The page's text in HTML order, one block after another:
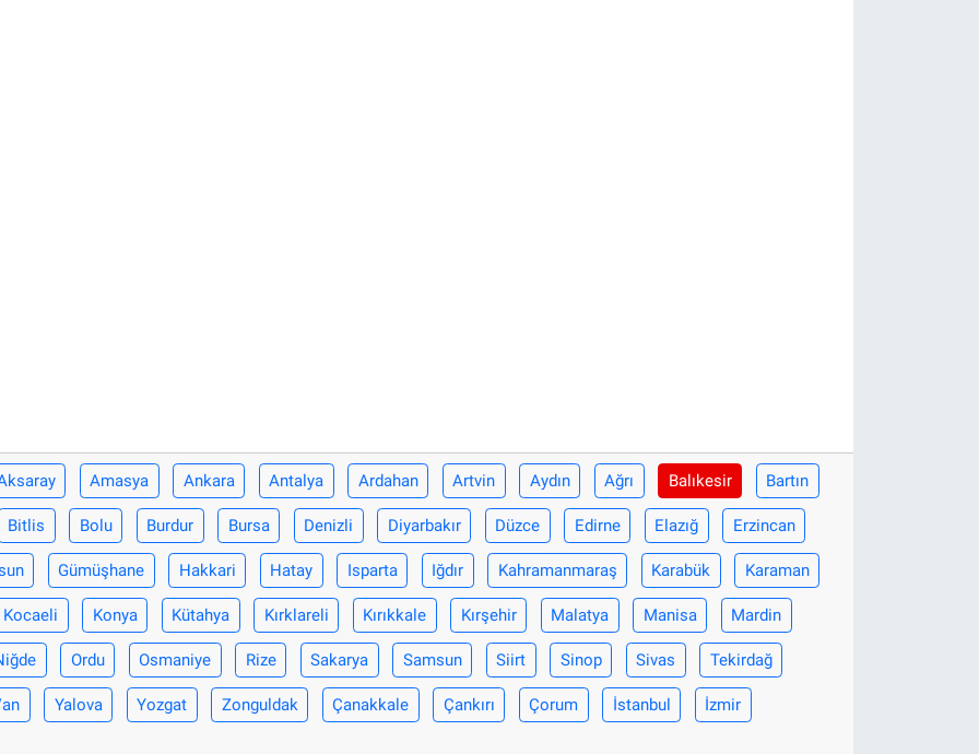
Amasya Ankara Antalya Ardahan Artvin Aydın Ağrı Balıkesir Bartın
Bitlis Bolu Burdur Bursa Denizli Diyarbakır Düzce Edirne Elazığ Erzincan
Gümüşhane Hakkari Hatay Isparta Iğdır Kahramanmaraş Karabük Karaman
Kocaeli Konya Kütahya Kırklareli Kırıkkale Kırşehir Malatya Manisa Mardin
Ordu Osmaniye Rize Sakarya Samsun Siirt Sinop Sivas Tekirdağ
Yalova Yozgat Zonguldak Çanakkale Çankırı Çorum İstanbul İzmir